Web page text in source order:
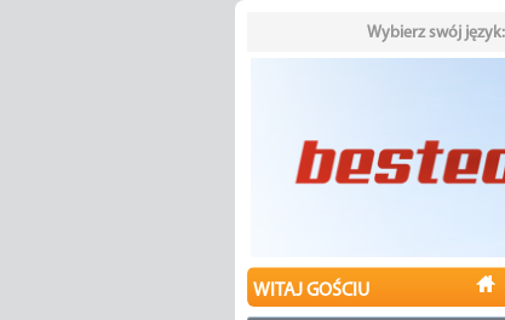
Wybierz swój język:
WITAJ GOŚCIU